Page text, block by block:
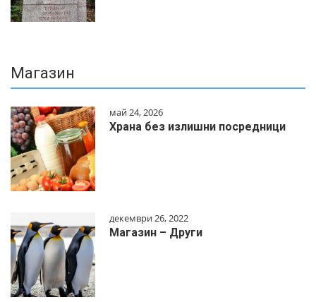
Магазин
май 24, 2026
Храна без излишни посредници
декември 26, 2022
Магазин – Други